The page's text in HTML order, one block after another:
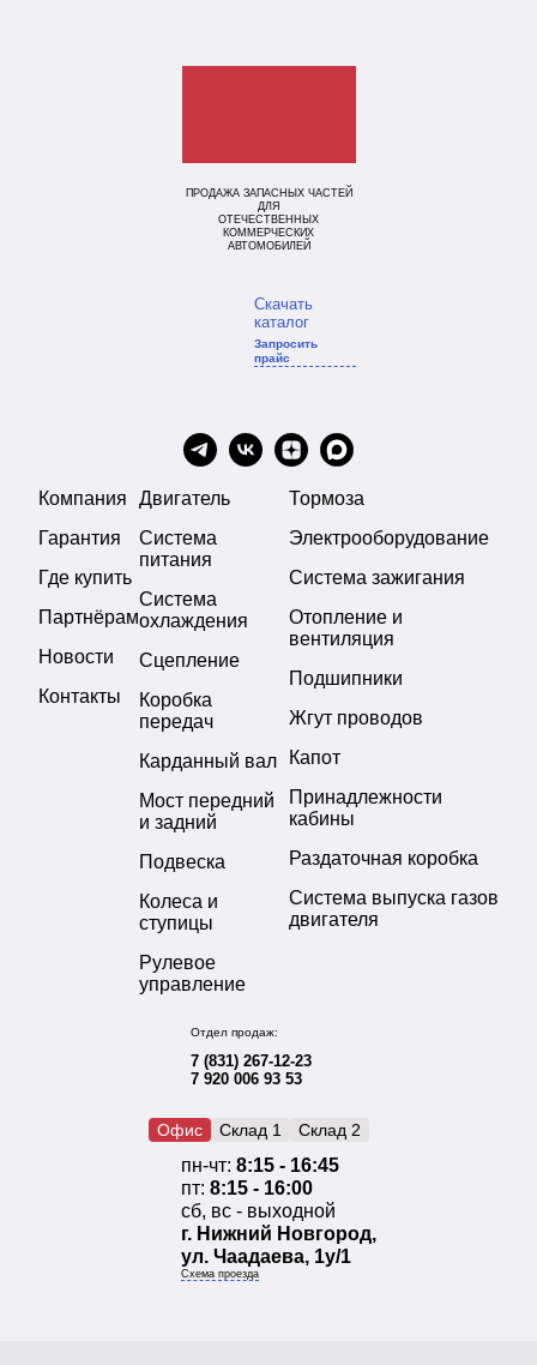
ПРОДАЖА ЗАПАСНЫХ ЧАСТЕЙ
ДЛЯ
ОТЕЧЕСТВЕННЫХ
КОММЕРЧЕСКИХ
АВТОМОБИЛЕЙ
Скачать
каталог
Запросить
прайс
Компания
Гарантия
Где купить
Партнёрам
Новости
Контакты
Двигатель
Система
питания
Система
охлаждения
Сцепление
Коробка
передач
Карданный вал
Мост передний
и задний
Подвеска
Колеса и
ступицы
Рулевое
управление
Тормоза
Электрооборудование
Система зажигания
Отопление и
вентиляция
Подшипники
Жгут проводов
Капот
Принадлежности
кабины
Раздаточная коробка
Система выпуска газов
двигателя
Отдел продаж:
7 (831) 267-12-23
7 920 006 93 53
Офис Склад 1 Склад 2
пн-чт: 8:15 - 16:45
пт: 8:15 - 16:00
сб, вс - выходной
г. Нижний Новгород,
ул. Чаадаева, 1у/1
Схема проезда